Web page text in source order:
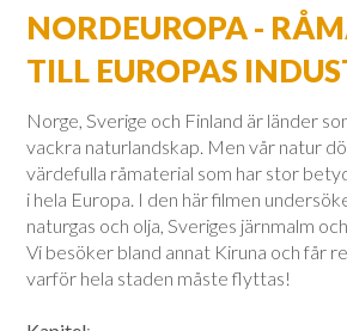
NORDEUROPA -
TILL EUROPAS
Norge, Sverige och Finland är länder
vackra naturlandskap. Men vår natur
värdefulla råmaterial som har stor
i hela Europa. I den här filmen
naturgas och olja, Sveriges järnmalm
Vi besöker bland annat Kiruna och får
varför hela staden måste flyttas!